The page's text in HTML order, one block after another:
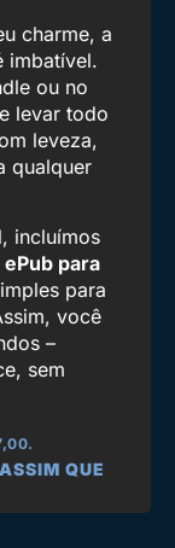
charme, a
imbatível.
ou no
levar todo
leveza,
qualquer
incluímos
para
para
você
–
sem
QUE